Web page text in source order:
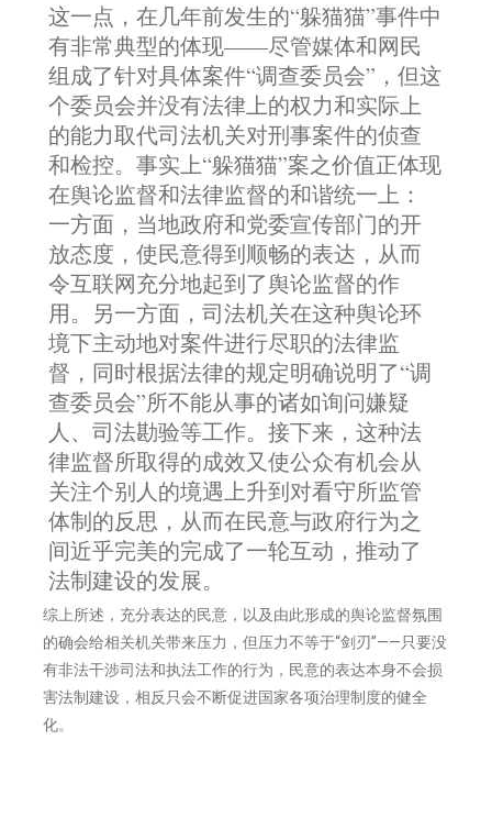
这一点，在几年前发生的“躲猫猫”事件中
有非常典型的体现——尽管媒体和网民
组成了针对具体案件“调查委员会”，但这
个委员会并没有法律上的权力和实际上
的能力取代司法机关对刑事案件的侦查
和检控。事实上“躲猫猫”案之价值正体现
在舆论监督和法律监督的和谐统一上：
一方面，当地政府和党委宣传部门的开
放态度，使民意得到顺畅的表达，从而
令互联网充分地起到了舆论监督的作
用。另一方面，司法机关在这种舆论环
境下主动地对案件进行尽职的法律监
督，同时根据法律的规定明确说明了“调
查委员会”所不能从事的诸如询问嫌疑
人、司法勘验等工作。接下来，这种法
律监督所取得的成效又使公众有机会从
关注个别人的境遇上升到对看守所监管
体制的反思，从而在民意与政府行为之
间近乎完美的完成了一轮互动，推动了
法制建设的发展。
综上所述，充分表达的民意，以及由此形成的舆论监督氛围
的确会给相关机关带来压力，但压力不等于“剑刃”——只要没
有非法干涉司法和执法工作的行为，民意的表达本身不会损
害法制建设，相反只会不断促进国家各项治理制度的健全
化。